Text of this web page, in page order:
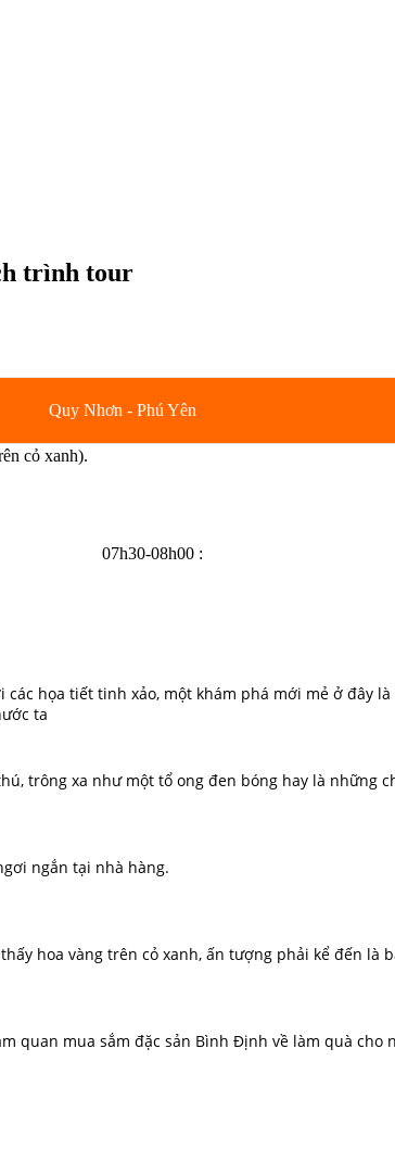
trình tour
Quy Nhơn - Phú Yên
cỏ xanh).
07h30-08h00 :
họa tiết tinh xảo, một khám phá mới mẻ ở đây
ta
trông xa như một tổ ong đen bóng hay là những
ngắn tại nhà hàng.
hoa vàng trên cỏ xanh, ấn tượng phải kể đến là
quan mua sắm đặc sản Bình Định về làm quà cho